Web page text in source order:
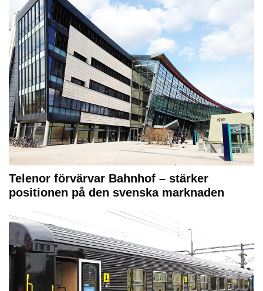
Telenor förvärvar Bahnhof – stärker
positionen på den svenska marknaden